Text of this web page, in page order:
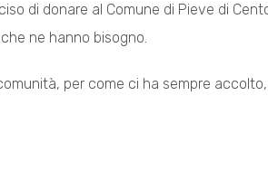
di donare al Comune di Pieve di
ne hanno bisogno.
per come ci ha sempre